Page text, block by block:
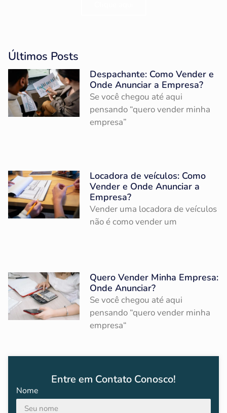
Últimos Posts
Despachante: Como Vender e
Onde Anunciar a Empresa?
Se você chegou até aqui
pensando “quero vender minha
empresa”
Locadora de veículos: Como
Vender e Onde Anunciar a
Empresa?
Vender uma locadora de veículos
não é como vender um
Quero Vender Minha Empresa:
Onde Anunciar?
Se você chegou até aqui
pensando “quero vender minha
empresa“
Entre em Contato Conosco!
Nome